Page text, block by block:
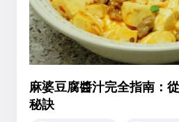
麻婆豆腐醬汁完全指南：
秘訣